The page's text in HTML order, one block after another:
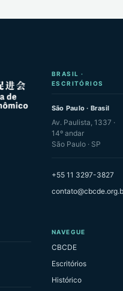
BRASIL ·
ESCRITÓRIOS
São Paulo · Brasil
Av. Paulista, 1337 ·
14º andar
São Paulo · SP
+55 11 3297-3827
NAVEGUE
CBCDE
Escritórios
Histórico